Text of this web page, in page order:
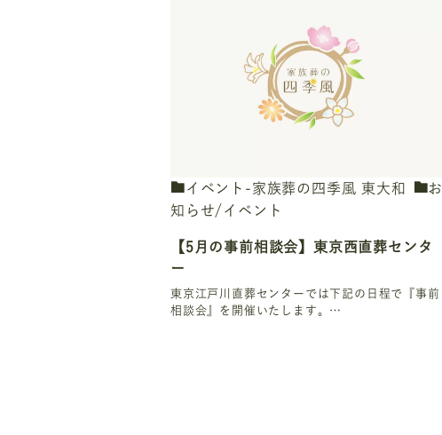
イベント-家族葬の四季風 東大和
お
知らせ/イベント
【5月の事前相談会】東京西直葬センタ
ー
東京江戸川直葬センターでは下記の日程で『事前
相談会』を開催いたします。…